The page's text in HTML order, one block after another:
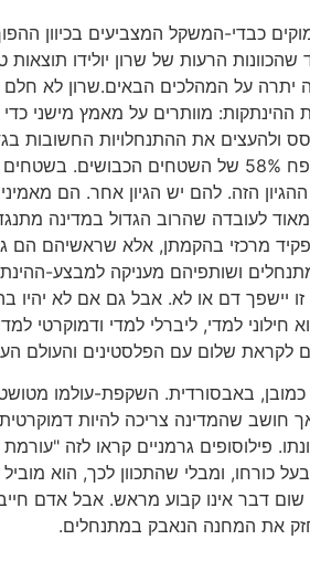
כבדי-המשקל המצביעים בכיוון
שהכוונות הרעות של שרון יולידו
על המהלכים הבאים.שרון לא חלם
ההינתקות: מוותרים על מאמץ מישני
מהשטחים הכבושים, ובה מיליון ורבע פלסטינים,
הזה. להם יש הגיון אחר. הם
לעובדה שהרוב הגדול במדינה
מרכזי בהקמתן, אלא שראשיהם הם גם
ושותפיהם מעניקה למבצע-
דם או לא. אבל גם אם לא יהיו
למדי, ליברלי למדי ודמוקרטי
לקראת שלום עם הפלסטינים
באבסורדית. השקפת-עולמו
שהמדינה צריכה להיות
פילוסופים גרמניים קראו לזה
כורחו, ומבלי שהתכוון לכך, הוא
שום דבר אינו קבוע מראש. אבל אדם
את המחנה הנאבק במתנחלים.